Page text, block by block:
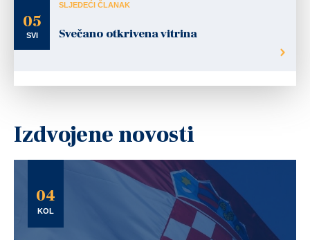
05
SVI
SLJEDEĆI ČLANAK
Svečano otkrivena vitrina
Izdvojene novosti
04
KOL